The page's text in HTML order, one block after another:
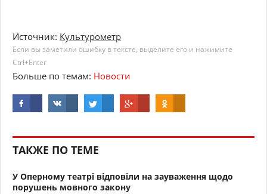
Источник: Культурометр
Если вы заметили ошибку в тексте, выделите его и нажимите
Ctrl+Enter
Больше по темам: Новости
ТАКЖЕ ПО ТЕМЕ
У Оперному театрі відповіли на зауваження щодо
порушень мовного закону